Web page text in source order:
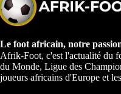
Le foot africain, notre
Afrik-Foot, c'est l'actualité du
du Monde, Ligue des
joueurs africains d'Europe et